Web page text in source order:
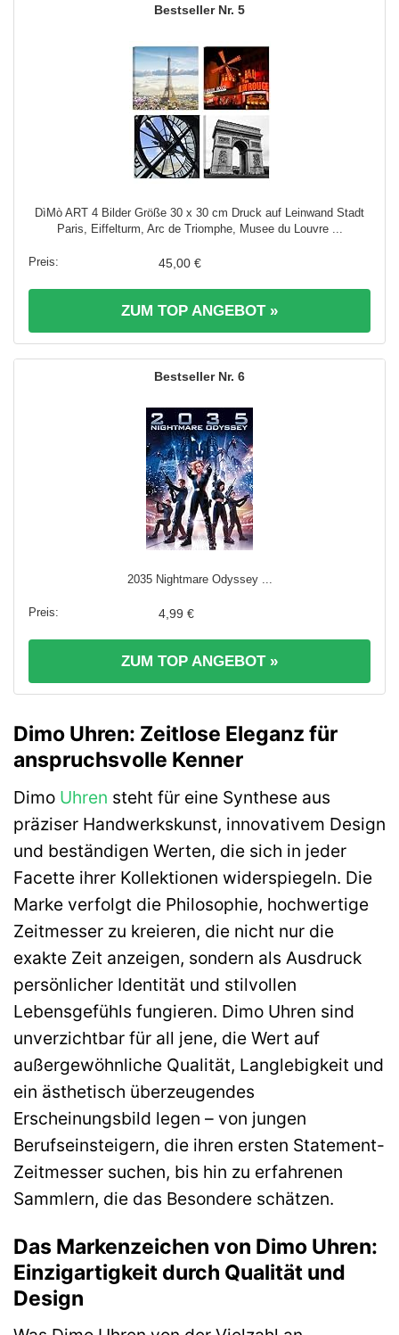
5
DìMò ART 4 Bilder Größe 30 x 30 cm Druck auf Leinwand Stadt
Paris, Eiffelturm, Arc de Triomphe, Musee du Louvre ...
45,00 €
ZUM TOP ANGEBOT »
6
2035 Nightmare Odyssey ...
4,99 €
ZUM TOP ANGEBOT »
Dimo Uhren: Zeitlose Eleganz für
anspruchsvolle Kenner
Dimo Uhren steht für eine Synthese aus
präziser Handwerkskunst, innovativem Design
und beständigen Werten, die sich in jeder
Facette ihrer Kollektionen widerspiegeln. Die
Marke verfolgt die Philosophie, hochwertige
Zeitmesser zu kreieren, die nicht nur die
exakte Zeit anzeigen, sondern als Ausdruck
persönlicher Identität und stilvollen
Lebensgefühls fungieren. Dimo Uhren sind
unverzichtbar für all jene, die Wert auf
außergewöhnliche Qualität, Langlebigkeit und
ein ästhetisch überzeugendes
Erscheinungsbild legen – von jungen
Berufseinsteigern, die ihren ersten Statement-
Zeitmesser suchen, bis hin zu erfahrenen
Sammlern, die das Besondere schätzen.
Das Markenzeichen von Dimo Uhren:
Einzigartigkeit durch Qualität und
Design